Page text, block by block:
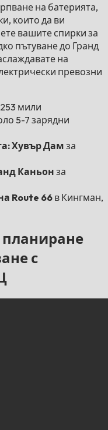
на батерията,
които да ви
вашите спирки за
пътуване до Гранд
на
превозни
мили
5-7 зарядни
Хувър Дам за
Каньонза
Route 66 в Кингман,
планиране
с